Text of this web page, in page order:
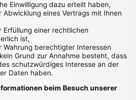
Einwilligung dazu erteilt haben,
Abwicklung eines Vertrags mit Ihnen
Erfüllung einer rechtlichen
ist,
Wahrung berechtigter Interessen
Grund zur Annahme besteht, dass
schutzwürdiges Interesse an der
Daten haben.
beim Besuch unserer